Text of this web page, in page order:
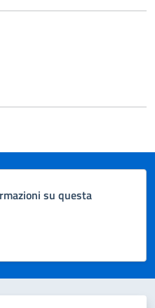
su questa
su 5
5